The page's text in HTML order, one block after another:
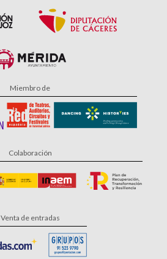
Miembro de
Colaboración
Venta de entradas